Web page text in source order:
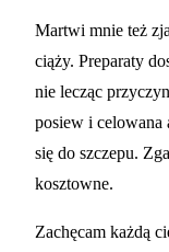
Martwi mnie też
ciąży. Preparaty
nie lecząc
posiew i celowana
się do szczepu.
kosztowne.
Zachęcam każdą